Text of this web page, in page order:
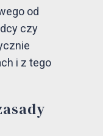
od
czy
i z tego